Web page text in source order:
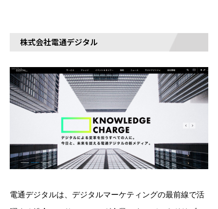
株式会社電通デジタル
​電通デジタルは、デジタルマーケティングの最前線で活